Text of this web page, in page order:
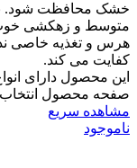
خشک محافظت شود.
متوسط و زهکشی خوب
هرس و تغذیه خاصی
کفایت می کند.
این محصول دارای
صفحه محصول
مشاهده سریع
ناموجود